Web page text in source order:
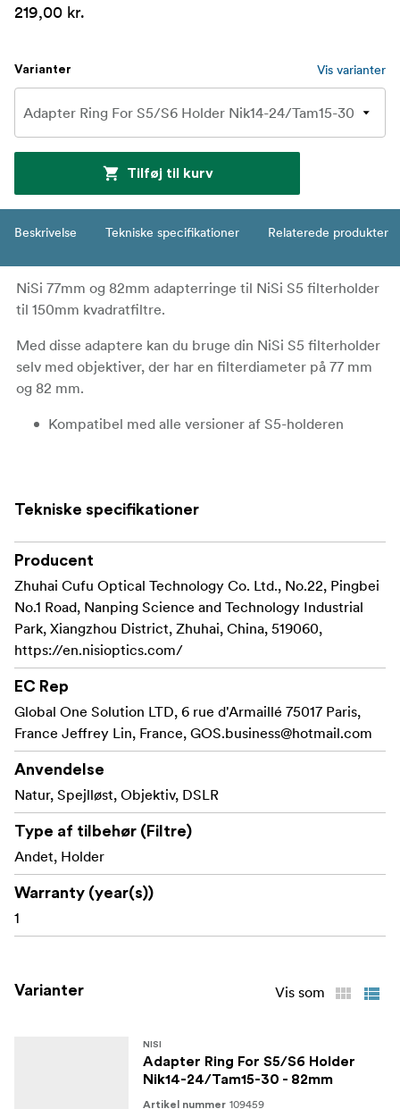
219,00 kr.
Varianter Vis varianter
Tilføj til kurv
Beskrivelse Tekniske specifikationer Relaterede produkter
NiSi 77mm og 82mm adapterringe til NiSi S5 filterholder
til 150mm kvadratfiltre.
Med disse adaptere kan du bruge din NiSi S5 filterholder
selv med objektiver, der har en filterdiameter på 77 mm
og 82 mm.
Kompatibel med alle versioner af S5-holderen
Tekniske specifikationer
Producent
Zhuhai Cufu Optical Technology Co. Ltd., No.22, Pingbei
No.1 Road, Nanping Science and Technology Industrial
Park, Xiangzhou District, Zhuhai, China, 519060,
https://en.nisioptics.com/
EC Rep
Global One Solution LTD, 6 rue d'Armaillé 75017 Paris,
France Jeffrey Lin, France, GOS.business@hotmail.com
Anvendelse
Natur, Spejlløst, Objektiv, DSLR
Type af tilbehør (Filtre)
Andet, Holder
Warranty (year(s))
1
Varianter Vis som
NISI
Adapter Ring For S5/S6 Holder
Nik14-24/Tam15-30 - 82mm
Artikel nummer 109459